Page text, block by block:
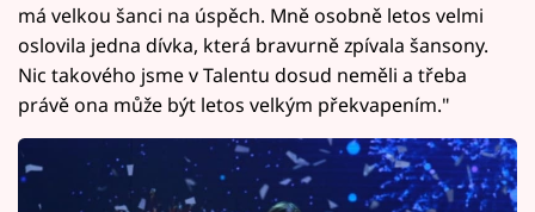
má velkou šanci na úspěch. Mně osobně letos velmi
oslovila jedna dívka, která bravurně zpívala šansony.
Nic takového jsme v Talentu dosud neměli a třeba
právě ona může být letos velkým překvapením."